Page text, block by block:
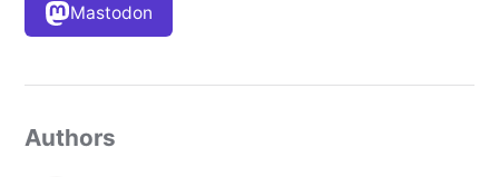
Mastodon
Authors